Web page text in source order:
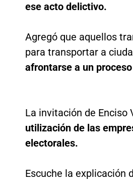
ese acto delictivo.
Agregó que aquellos
para transportar a
afrontarse a un
La invitación de Enciso
utilización de las
electorales.
Escuche la explicación